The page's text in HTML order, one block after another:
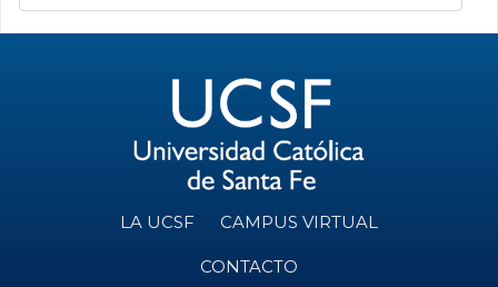
LA UCSF CAMPUS VIRTUAL
CONTACTO